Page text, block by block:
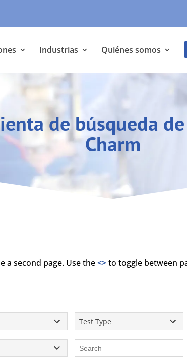
Industrias Quiénes somos
de búsqueda
Charm
a second page. Use the<>to toggle between